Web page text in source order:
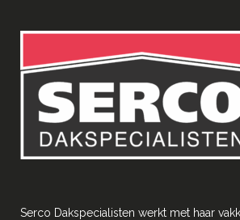
Serco Dakspecialisten werkt met haar